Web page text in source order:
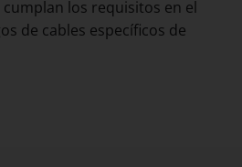
cumplan los requisitos en el
de cables específicos de